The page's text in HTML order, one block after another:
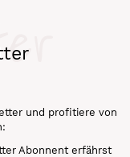
und profitiere von
Abonnent erfährst